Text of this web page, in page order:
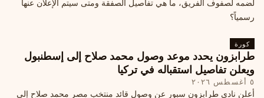
لضمه لصفوف الفريق، ما هي تفاصيل الصفقة ومتى سيتم الإعلان عنها
رسمياً؟
كورة
طرابزون يحدد موعد وصول محمد صلاح إلى إسطنبول
ويعلن تفاصيل استقباله في تركيا
٥ أغسطس ٢٠٢٦
أعلن نادي طرابزون سبور عن وصول قائد منتخب مصر محمد صلاح إلى